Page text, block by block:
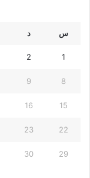
س د
1
2
8
9
15
16
22
23
29
30